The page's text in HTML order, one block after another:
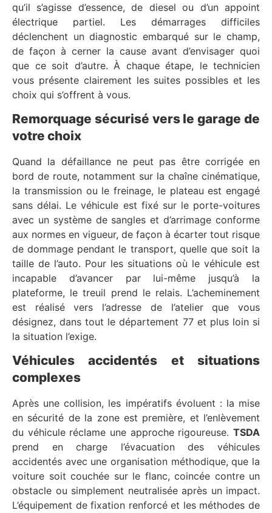
qu’il s’agisse d’essence, de diesel ou d’un appoint
électrique partiel. Les démarrages difficiles
déclenchent un diagnostic embarqué sur le champ,
de façon à cerner la cause avant d’envisager quoi
que ce soit d’autre. À chaque étape, le technicien
vous présente clairement les suites possibles et les
choix qui s’offrent à vous.
Remorquage sécurisé vers le garage de
votre choix
Quand la défaillance ne peut pas être corrigée en
bord de route, notamment sur la chaîne cinématique,
la transmission ou le freinage, le plateau est engagé
sans délai. Le véhicule est fixé sur le porte-voitures
avec un système de sangles et d’arrimage conforme
aux normes en vigueur, de façon à écarter tout risque
de dommage pendant le transport, quelle que soit la
taille de l’auto. Pour les situations où le véhicule est
incapable d’avancer par lui-même jusqu’à la
plateforme, le treuil prend le relais. L’acheminement
est réalisé vers l’adresse de l’atelier que vous
désignez, dans tout le département 77 et plus loin si
la situation l’exige.
Véhicules accidentés et situations
complexes
Après une collision, les impératifs évoluent : la mise
en sécurité de la zone est première, et l’enlèvement
du véhicule réclame une approche rigoureuse. TSDA
prend en charge l’évacuation des véhicules
accidentés avec une organisation méthodique, que la
voiture soit couchée sur le flanc, coincée contre un
obstacle ou simplement neutralisée après un impact.
L’équipement de fixation renforcé et les méthodes de